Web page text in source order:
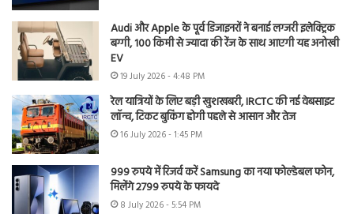
Audi और Apple के पूर्व डिजाइनरों ने बनाई लग्जरी इलेक्ट्रिक
बग्गी, 100 किमी से ज्यादा की रेंज के साथ आएगी यह अनोखी
EV
19 July 2026 - 4:48 PM
रेल यात्रियों के लिए बड़ी खुशखबरी, IRCTC की नई वेबसाइट
लॉन्च, टिकट बुकिंग होगी पहले से आसान और तेज
16 July 2026 - 1:45 PM
999 रुपये में रिजर्व करें Samsung का नया फोल्डेबल फोन,
मिलेंगे 2799 रुपये के फायदे
8 July 2026 - 5:54 PM